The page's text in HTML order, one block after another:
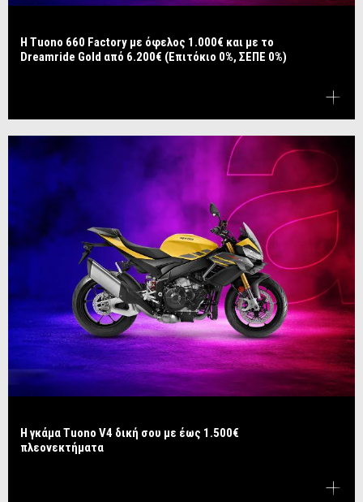
Η Tuono 660 Factory με όφελος 1.000€ και με το
Dreamride Gold από 6.200€ (Επιτόκιο 0%, ΣΕΠΕ 0%)
Η γκάμα Tuono V4 δική σου με έως 1.500€
πλεονεκτήματα